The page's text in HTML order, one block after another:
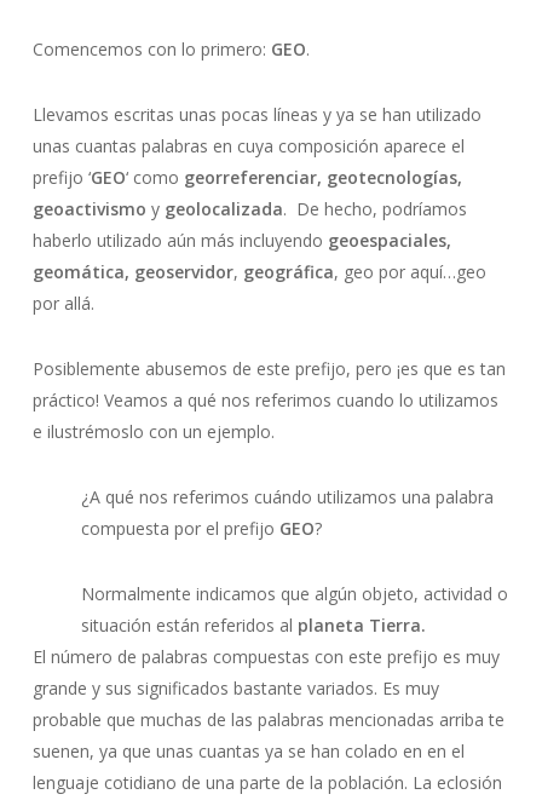
Comencemos con lo primero: GEO.
Llevamos escritas unas pocas líneas y ya se han utilizado
unas cuantas palabras en cuya composición aparece el
prefijo ‘GEO‘ como georreferenciar, geotecnologías,
geoactivismo ygeolocalizada. De hecho, podríamos
haberlo utilizado aún más incluyendo geoespaciales,
geomática, geoservidor, geográfica, geo por aquí…geo
por allá.
Posiblemente abusemos de este prefijo, pero ¡es que es tan
práctico! Veamos a qué nos referimos cuando lo utilizamos
e ilustrémoslo con un ejemplo.
¿A qué nos referimos cuándo utilizamos una palabra
compuesta por el prefijo GEO?
Normalmente indicamos que algún objeto, actividad o
situación están referidos al planeta Tierra.
El número de palabras compuestas con este prefijo es muy
grande y sus significados bastante variados. Es muy
probable que muchas de las palabras mencionadas arriba te
suenen, ya que unas cuantas ya se han colado en en el
lenguaje cotidiano de una parte de la población. La eclosión